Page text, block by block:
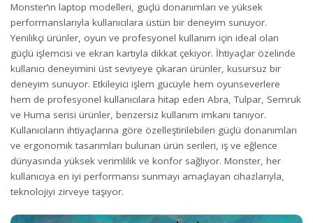
Monster’ın laptop modelleri, güçlü donanımları ve yüksek
performanslarıyla kullanıcılara üstün bir deneyim sunuyor.
Yenilikçi ürünler, oyun ve profesyonel kullanım için ideal olan
güçlü işlemcisi ve ekran kartıyla dikkat çekiyor. İhtiyaçlar özelinde
kullanıcı deneyimini üst seviyeye çıkaran ürünler, kusursuz bir
deneyim sunuyor. Etkileyici işlem gücüyle hem oyunseverlere
hem de profesyonel kullanıcılara hitap eden Abra, Tulpar, Semruk
ve Huma serisi ürünler, benzersiz kullanım imkanı tanıyor.
Kullanıcıların ihtiyaçlarına göre özelleştirilebilen güçlü donanımları
ve ergonomik tasarımları bulunan ürün serileri, iş ve eğlence
dünyasında yüksek verimlilik ve konfor sağlıyor. Monster, her
kullanıcıya en iyi performansı sunmayı amaçlayan cihazlarıyla,
teknolojiyi zirveye taşıyor.